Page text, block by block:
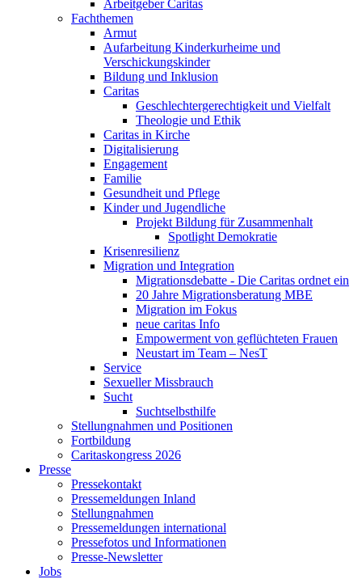
Arbeitgeber Caritas
Fachthemen
Armut
Aufarbeitung Kinderkurheime und
Verschickungskinder
Bildung und Inklusion
Caritas
Geschlechtergerechtigkeit und Vielfalt
Theologie und Ethik
Caritas in Kirche
Digitalisierung
Engagement
Familie
Gesundheit und Pflege
Kinder und Jugendliche
Projekt Bildung für Zusammenhalt
Spotlight Demokratie
Krisenresilienz
Migration und Integration
Migrationsdebatte - Die Caritas ordnet ein
20 Jahre Migrationsberatung MBE
Migration im Fokus
neue caritas Info
Empowerment von geflüchteten Frauen
Neustart im Team – NesT
Service
Sexueller Missbrauch
Sucht
Suchtselbsthilfe
Stellungnahmen und Positionen
Fortbildung
Caritaskongress 2026
Presse
Pressekontakt
Pressemeldungen Inland
Stellungnahmen
Pressemeldungen international
Pressefotos und Informationen
Presse-Newsletter
Jobs